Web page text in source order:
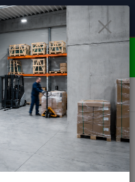
⭐ 4.7/5 (50 recenzí)
- KAŽDÝ PÁTEK
Menu
0 ks
za 0,00 Kč